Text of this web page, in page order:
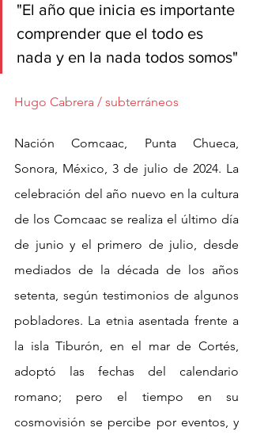
"El año que inicia es importante
comprender que el todo es
nada y en la nada todos somos"
Hugo Cabrera / subterráneos
Nación Comcaac, Punta Chueca,
Sonora, México, 3 de julio de 2024. La
celebración del año nuevo en la cultura
de los Comcaac se realiza el último día
de junio y el primero de julio, desde
mediados de la década de los años
setenta, según testimonios de algunos
pobladores. La etnia asentada frente a
la isla Tiburón, en el mar de Cortés,
adoptó las fechas del calendario
romano; pero el tiempo en su
cosmovisión se percibe por eventos, y